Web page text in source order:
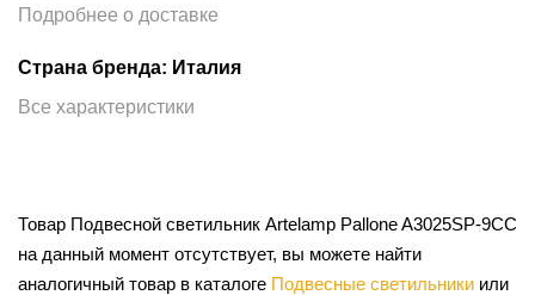
Подробнее о доставке
Страна бренда: Италия
Все характеристики
Товар Подвесной светильник Artelamp Pallone A3025SP-9CC
на данный момент отсутствует, вы можете найти
аналогичный товар в каталоге Подвесные светильники или